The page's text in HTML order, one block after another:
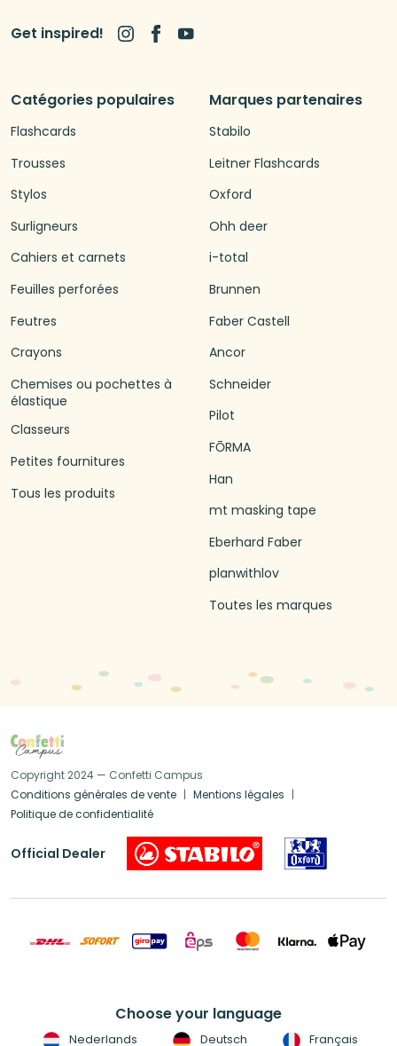
Catégories populaires
Flashcards
Trousses
Stylos
Surligneurs
Cahiers et carnets
Feuilles perforées
Feutres
Crayons
Chemises ou pochettes à
élastique
Classeurs
Petites fournitures
Tous les produits
Marques partenaires
Stabilo
Leitner Flashcards
Oxford
Ohh deer
i-total
Brunnen
Faber Castell
Ancor
Schneider
Pilot
FŌRMA
Han
mt masking tape
Eberhard Faber
planwithlov
Toutes les marques
Get inspired!
Copyright 2024 — Confetti Campus
Conditions générales de vente
Mentions légales
Politique de confidentialité
Official Dealer
Choose your language
Nederlands Deutsch Français